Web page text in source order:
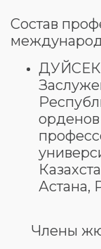
Состав
Астана,
Члены